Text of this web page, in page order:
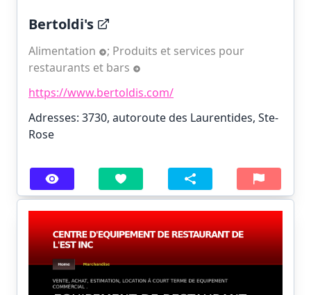
Bertoldi's
Alimentation ; Produits et services pour
restaurants et bars
https://www.bertoldis.com/
Adresses: 3730, autoroute des Laurentides, Ste-
Rose